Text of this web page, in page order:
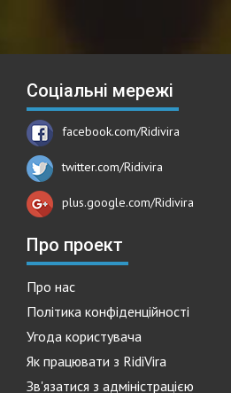
Соціальні мережі
facebook.com/Ridivira
twitter.com/Ridivira
plus.google.com/Ridivira
Про проект
Про нас
Політика конфіденційності
Угода користувача
Як працювати з RidiVira
Зв'язатися з адміністрацією